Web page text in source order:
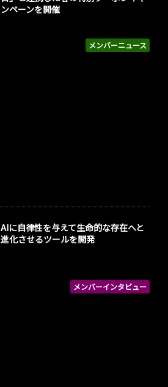
メンバーニュース
ンペーンを開催
メンバーインタビュー
AIに自律性を与えて生命的な存在へと
進化させるツールを開発